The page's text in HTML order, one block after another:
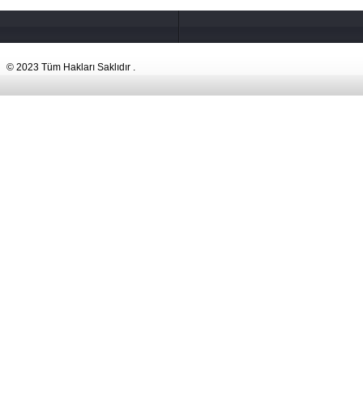
© 2023 Tüm Hakları Saklıdır .